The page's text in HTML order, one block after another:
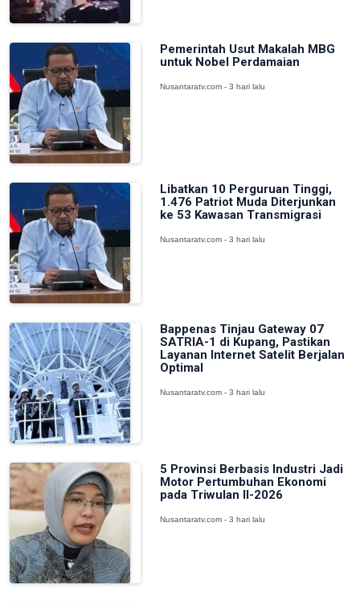
Pemerintah Usut Makalah MBG
untuk Nobel Perdamaian
Nusantaratv.com - 3 hari lalu
Libatkan 10 Perguruan Tinggi,
1.476 Patriot Muda Diterjunkan
ke 53 Kawasan Transmigrasi
Nusantaratv.com - 3 hari lalu
Bappenas Tinjau Gateway 07
SATRIA-1 di Kupang, Pastikan
Layanan Internet Satelit Berjalan
Optimal
Nusantaratv.com - 3 hari lalu
5 Provinsi Berbasis Industri Jadi
Motor Pertumbuhan Ekonomi
pada Triwulan II-2026
Nusantaratv.com - 3 hari lalu